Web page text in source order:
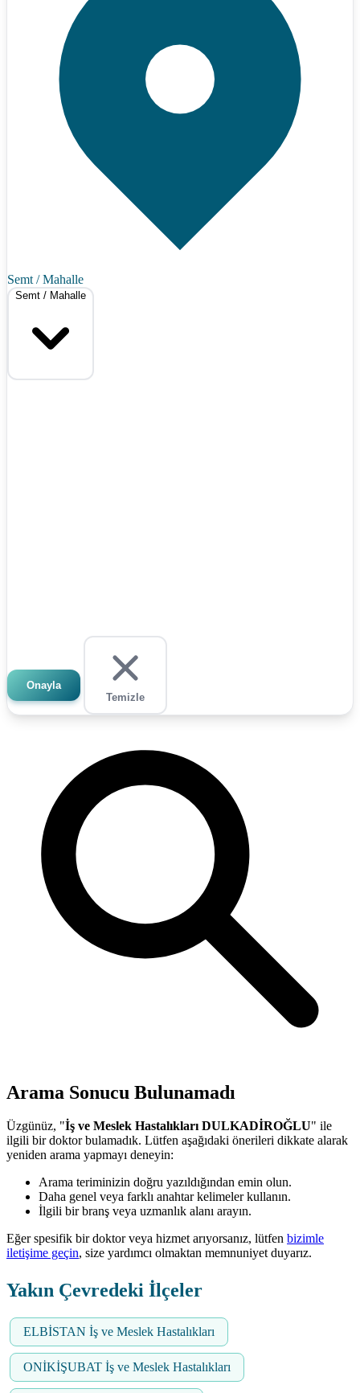
Semt / Mahalle
Semt / Mahalle
Onayla
Temizle
Arama Sonucu Bulunamadı
Üzgünüz, "İş ve Meslek Hastalıkları DULKADİROĞLU" ile
ilgili bir doktor bulamadık. Lütfen aşağıdaki önerileri dikkate alarak
yeniden arama yapmayı deneyin:
Arama teriminizin doğru yazıldığından emin olun.
Daha genel veya farklı anahtar kelimeler kullanın.
İlgili bir branş veya uzmanlık alanı arayın.
Eğer spesifik bir doktor veya hizmet arıyorsanız, lütfen bizimle
iletişime geçin, size yardımcı olmaktan memnuniyet duyarız.
Yakın Çevredeki İlçeler
ELBİSTAN İş ve Meslek Hastalıkları
ONİKİŞUBAT İş ve Meslek Hastalıkları